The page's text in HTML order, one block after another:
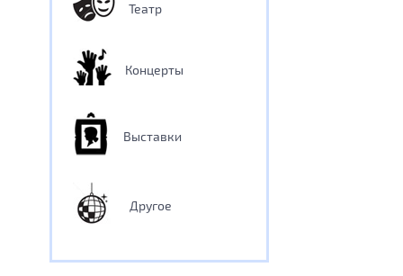
Театр
Концерты
Выставки
Другое